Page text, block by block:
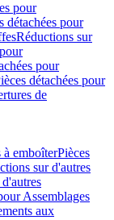
pour
détachées pour
Réductions sur
pour
détachées pour
de
à emboîterPièces
sur d'autres
Assemblages
aux